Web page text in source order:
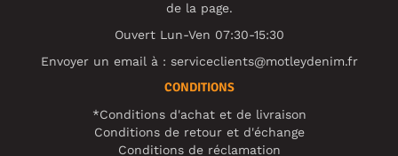
de la page.
Ouvert Lun-Ven 07:30-15:30
Envoyer un email à : serviceclients@motleydenim.fr
CONDITIONS
*Conditions d'achat et de livraison
Conditions de retour et d'échange
Conditions de réclamation